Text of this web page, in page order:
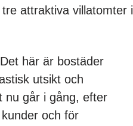
attraktiva villatomter i
här är bostäder
utsikt och
nu går i gång, efter
och för